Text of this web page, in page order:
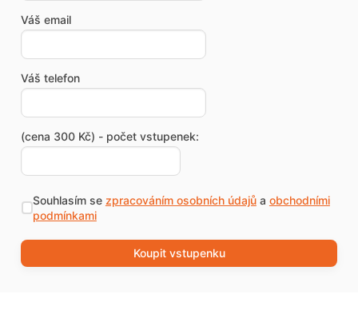
Váš email
Váš telefon
(cena 300 Kč) - počet vstupenek:
Souhlasím se zpracováním osobních údajůa obchodními
podmínkami
Koupit vstupenku